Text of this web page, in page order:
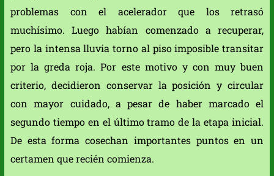
problemas con el acelerador que los retrasó
muchísimo. Luego habían comenzado a recuperar,
pero la intensa lluvia torno al piso imposible transitar
por la greda roja. Por este motivo y con muy buen
criterio, decidieron conservar la posición y circular
con mayor cuidado, a pesar de haber marcado el
segundo tiempo en el último tramo de la etapa inicial.
De esta forma cosechan importantes puntos en un
certamen que recién comienza.